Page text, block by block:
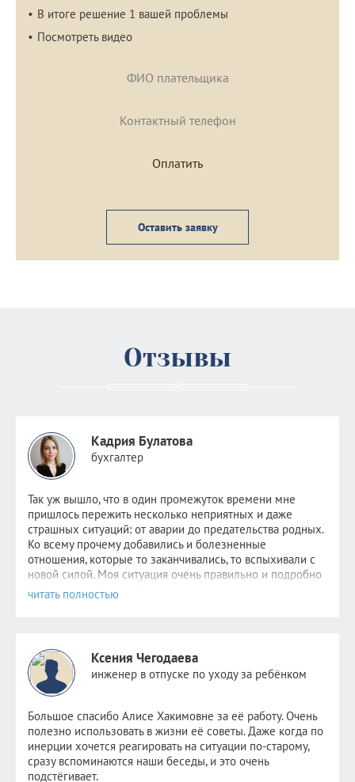
В итоге решение 1 вашей проблемы
Посмотреть видео
Оставить заявку
Отзывы
Кадрия Булатова
бухгалтер
Так уж вышло, что в один промежуток времени мне
пришлось пережить несколько неприятных и даже
страшных ситуаций: от аварии до предательства родных.
Ко всему прочему добавились и болезненные
отношения, которые то заканчивались, то вспыхивали с
новой силой. Моя ситуация очень правильно и подробно
была описаназдесь
силах, обратилась к Алисе.
После консультаций в голове отложились рекомендации
психолога, старалась следовать всем советам, но сердцу
не прикажешь: по-прежнему было очень больно видеть
новые отношения прежде любимого человека. Но потом
я и сама не заметила как стала снова видеть других
парней. Как открыла ранее заблокированные страницы.
Как мне стало не совсем безразлично, но значительно
легче. Как мне снова стало нравиться держать кого-то
Ксения Чегодаева
инженер в отпуске по уходу за ребёнком
Большое спасибо Алисе Хакимовне за её работу. Очень
полезно использовать в жизни её советы. Даже когда по
инерции хочется реагировать на ситуации по-старому,
сразу вспоминаются наши беседы, и это очень
подстёгивает.